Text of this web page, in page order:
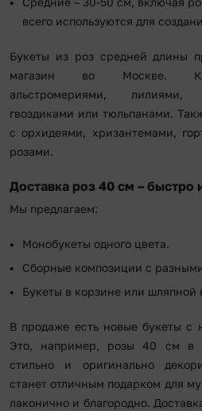
всего используются для
Букеты из роз средней длины
магазин во Москве.
альстромериями,
гвоздиками или тюльпанами.
с орхидеями, хризантемами,
розами.
Доставка роз 40 см – быстро
Мы предлагаем:
Монобукеты одного цвета.
Сборные композиции с
Букеты в корзине или шляпной
В продаже есть новые букеты с
Это, например, розы 40 см в
стильно и оригинально
станет отличным подарком для
лаконично и благородно.